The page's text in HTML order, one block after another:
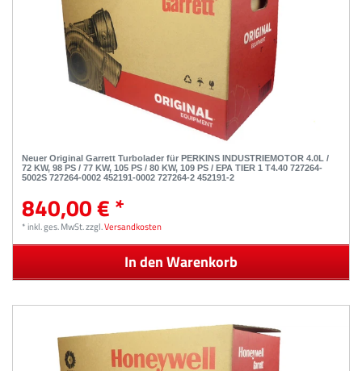
Neuer Original Garrett Turbolader für PERKINS INDUSTRIEMOTOR 4.0L /
72 KW, 98 PS / 77 KW, 105 PS / 80 KW, 109 PS / EPA TIER 1 T4.40 727264-
5002S 727264-0002 452191-0002 727264-2 452191-2
840,00 € *
*inkl. ges. MwSt.zzgl.Versandkosten
In den Warenkorb